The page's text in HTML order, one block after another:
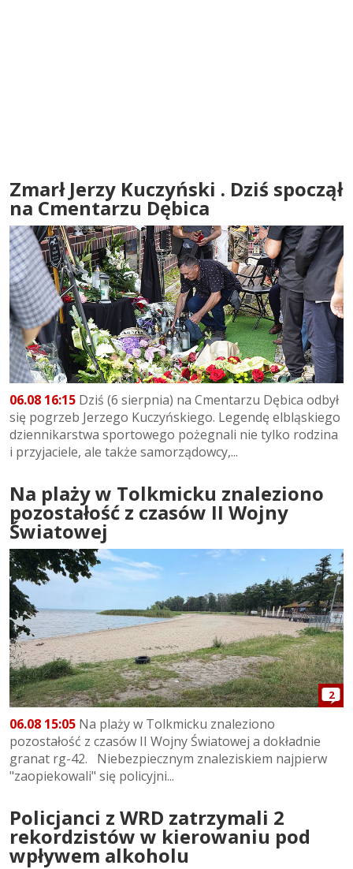
Zmarł Jerzy Kuczyński . Dziś spoczął
na Cmentarzu Dębica
06.08 16:15 Dziś (6 sierpnia) na Cmentarzu Dębica odbył
się pogrzeb Jerzego Kuczyńskiego. Legendę elbląskiego
dziennikarstwa sportowego pożegnali nie tylko rodzina
i przyjaciele, ale także samorządowcy,...
Na plaży w Tolkmicku znaleziono
pozostałość z czasów II Wojny
Światowej
2
06.08 15:05 Na plaży w Tolkmicku znaleziono
pozostałość z czasów II Wojny Światowej a dokładnie
granat rg-42. Niebezpiecznym znaleziskiem najpierw
"zaopiekowali" się policyjni...
Policjanci z WRD zatrzymali 2
rekordzistów w kierowaniu pod
wpływem alkoholu